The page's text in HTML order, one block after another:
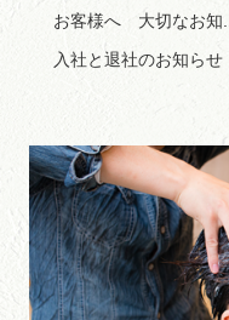
お客様へ 大切なお知...
入社と退社のお知らせ